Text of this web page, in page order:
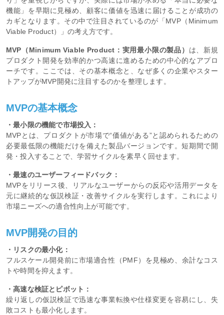
機能」を早期に見極め、顧客に価値を迅速に届けることが成功の
カギとなります。その中で注目されているのが「MVP（Minimum
Viable Product）」の考え方です。
MVP（Minimum Viable Product：実用最小限の製品） は、新規
プロダクト開発を効率的かつ高速に進めるための中心的なアプロ
ーチです。ここでは、その基本概念と、なぜ多くの企業やスター
トアップがMVP開発に注目するのかを整理します。
MVPの基本概念
・最小限の機能で市場投入：
MVPとは、プロダクトが市場で“価値がある”と認められるための
必要最低限の機能だけを備えた製品バージョンです。短期間で開
発・投入することで、学習サイクルを素早く回せます。
・最速のユーザーフィードバック：
MVPをリリース後、リアルなユーザーからの反応や活用データを
元に継続的な仮説検証・改善サイクルを実行します。これにより
市場ニーズへの適合性向上が可能です。
MVP開発の目的
・リスクの最小化：
フルスケール開発前に市場適合性（PMF）を見極め、余計なコス
トや時間を抑えます。
・高速な検証とピボット：
繰り返しの仮説検証で迅速な事業転換や仕様変更を容易にし、失
敗コストも最小化します。